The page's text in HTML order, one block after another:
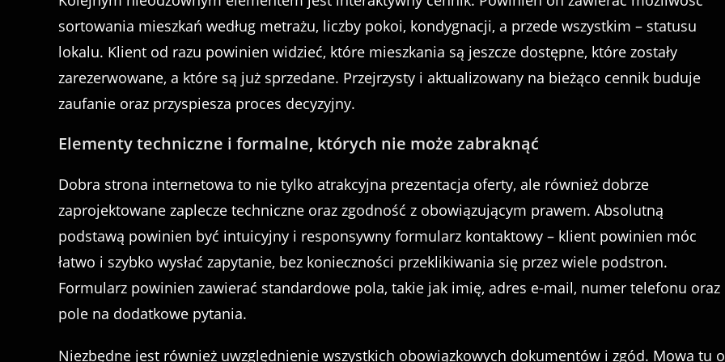
sortowania mieszkań według metrażu, liczby pokoi, kondygnacji, a przede wszystkim – statusu
lokalu. Klient od razu powinien widzieć, które mieszkania są jeszcze dostępne, które zostały
zarezerwowane, a które są już sprzedane. Przejrzysty i aktualizowany na bieżąco cennik buduje
zaufanie oraz przyspiesza proces decyzyjny.
Elementy techniczne i formalne, których nie może zabraknąć
Dobra strona internetowa to nie tylko atrakcyjna prezentacja oferty, ale również dobrze
zaprojektowane zaplecze techniczne oraz zgodność z obowiązującym prawem. Absolutną
podstawą powinien być intuicyjny i responsywny formularz kontaktowy – klient powinien móc
łatwo i szybko wysłać zapytanie, bez konieczności przeklikiwania się przez wiele podstron.
Formularz powinien zawierać standardowe pola, takie jak imię, adres e-mail, numer telefonu oraz
pole na dodatkowe pytania.
Niezbędne jest również uwzględnienie wszystkich obowiązkowych dokumentów i zgód. Mowa tu o